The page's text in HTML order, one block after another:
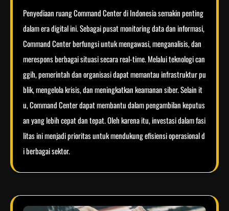
Penyediaan ruang Command Center di Indonesia semakin penting
dalam era digital ini. Sebagai pusat monitoring data dan informasi,
Command Center berfungsi untuk mengawasi, menganalisis, dan
merespons berbagai situasi secara real-time. Melalui teknologi can
ggih, pemerintah dan organisasi dapat memantau infrastruktur pu
blik, mengelola krisis, dan meningkatkan keamanan siber. Selain it
u, Command Center dapat membantu dalam pengambilan keputus
an yang lebih cepat dan tepat. Oleh karena itu, investasi dalam fasi
litas ini menjadi prioritas untuk mendukung efisiensi operasional d
i berbagai sektor.